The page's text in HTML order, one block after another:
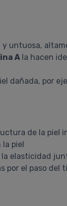
y untuosa,
A la hacen
dañada, por
de la piel
la piel
elasticidad
por el paso